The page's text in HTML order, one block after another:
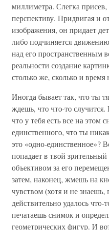
миллиметра. Слегка
перспективу. Придвигая и
изображения, он придает
либо подчиняется
над его пространственным
реальности создание
столько же, сколько и
Иногда бывает так, что ты
ждешь, что что-то случится.
что у тебя есть все на этом
единственного, что ты
это «одно-единственное»?
попадает в твой
объективом за его
затем, наконец, жмешь на
чувством (хотя и не знаешь,
действительно удалось что-
печатаешь снимок и
геометрических фигур. И